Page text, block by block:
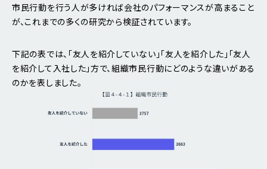
市民行動を行う人が多ければ会社のパフォーマンスが高まること
が、これまでの多くの研究から検証されています。
下記の表では、「友人を紹介していない」「友人を紹介した」「友人
を紹介して入社した」方で、組織市民行動にどのような違いがある
のかを表しました。